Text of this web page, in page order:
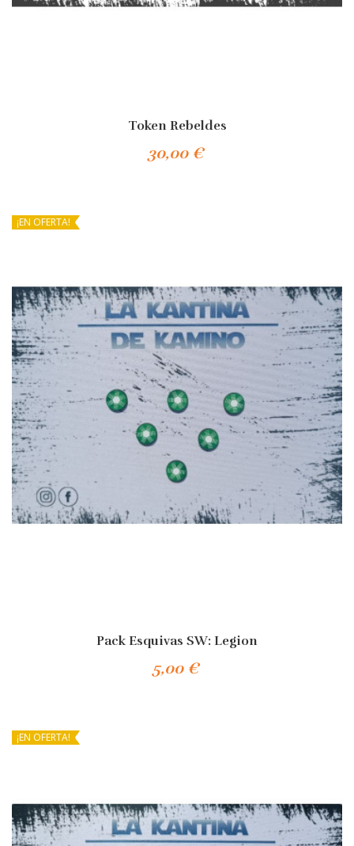
Token Rebeldes
30,00 €
¡EN OFERTA!
Pack Esquivas SW: Legion
5,00 €
¡EN OFERTA!